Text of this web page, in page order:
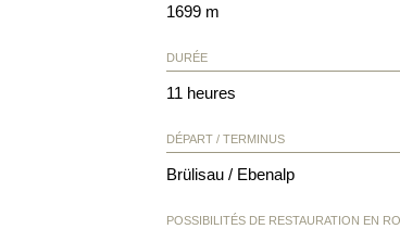
1699 m
DURÉE
11 heures
DÉPART / TERMINUS
Brülisau / Ebenalp
POSSIBILITÉS DE RESTAURATION EN